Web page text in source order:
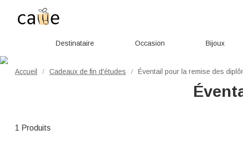
Destinataire Occasion Bijoux
Accueil / Cadeaux de fin d'études / Éventail pour la remise des
1 Produits